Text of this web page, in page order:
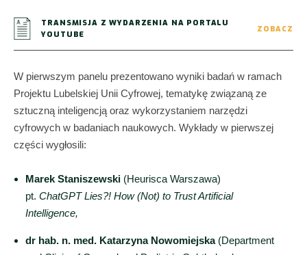
TRANSMISJA Z WYDARZENIA NA PORTALU
YOUTUBE
ZOBACZ
W pierwszym panelu prezentowano wyniki badań w ramach
Projektu Lubelskiej Unii Cyfrowej, tematykę związaną ze
sztuczną inteligencją oraz wykorzystaniem narzędzi
cyfrowych w badaniach naukowych. Wykłady w pierwszej
części wygłosili:
Marek Staniszewski (Heurisca Warszawa)
pt. ChatGPT Lies?! How (Not) to Trust Artificial
Intelligence,
dr hab. n. med. Katarzyna Nowomiejska (Department